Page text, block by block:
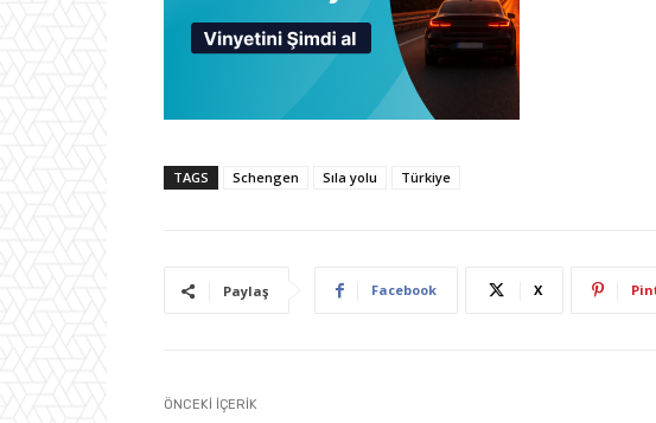
TAGS Schengen Sıla yolu Türkiye
Paylaş Facebook X
ÖNCEKI İÇERIK